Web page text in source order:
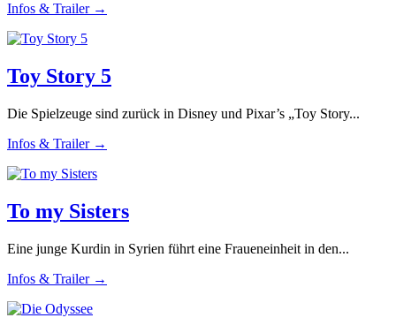
Infos & Trailer →
Toy Story 5
Die Spielzeuge sind zurück in Disney und Pixar’s „Toy Story...
Infos & Trailer →
To my Sisters
Eine junge Kurdin in Syrien führt eine Fraueneinheit in den...
Infos & Trailer →